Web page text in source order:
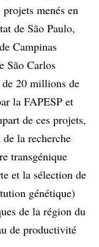
menés en
de São Paulo,
Campinas
São Carlos
de 20 millions de
la FAPESP et
de ces projets,
la recherche
transgénique
et la sélection de
génétique)
de la région du
de productivité